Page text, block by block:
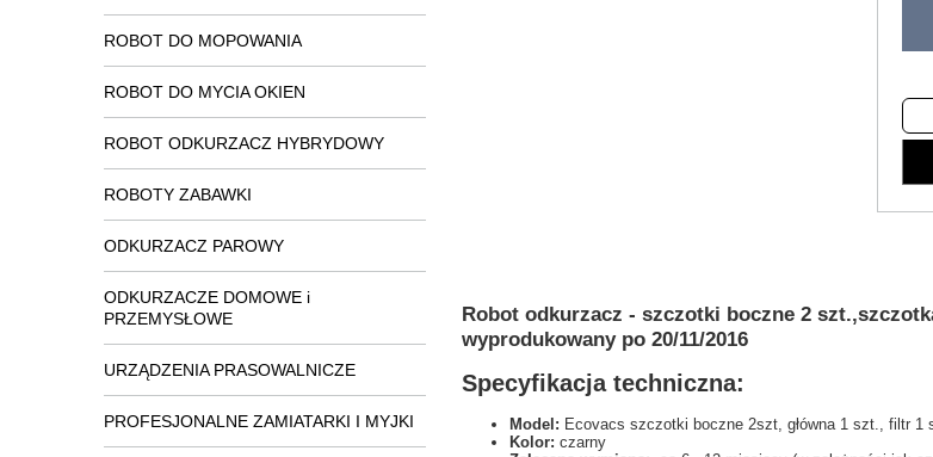
ROBOT DO MOPOWANIA
ROBOT DO MYCIA OKIEN
ROBOT ODKURZACZ HYBRYDOWY
ROBOTY ZABAWKI
ODKURZACZ PAROWY
ODKURZACZE DOMOWE i
PRZEMYSŁOWE
URZĄDZENIA PRASOWALNICZE
PROFESJONALNE ZAMIATARKI I MYJKI
Robot odkurzacz - szczotki boczne 2
wyprodukowany po 20/11/2016
Specyfikacja techniczna:
Model: Ecovacs szczotki boczne 2szt, główna 1 szt., filtr 1
Kolor: czarny